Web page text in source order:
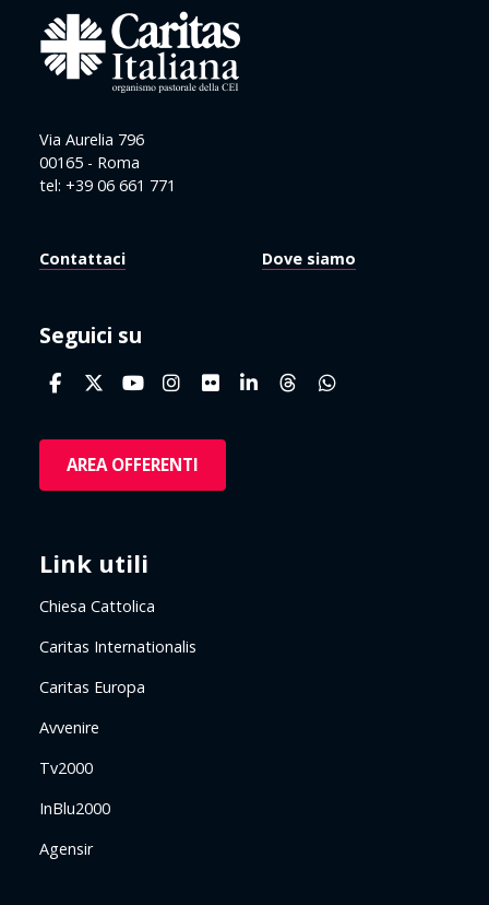
Via Aurelia 796
00165 - Roma
tel: +39 06 661 771
Contattaci Dove siamo
Seguici su
AREA OFFERENTI
Link utili
Chiesa Cattolica
Caritas Internationalis
Caritas Europa
Avvenire
Tv2000
InBlu2000
Agensir